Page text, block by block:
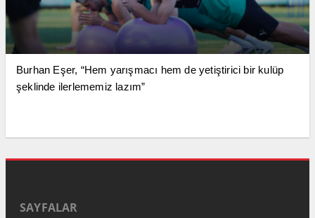
Burhan Eşer, “Hem yarışmacı hem de yetiştirici bir kulüp
şeklinde ilerlememiz lazım”
SAYFALAR